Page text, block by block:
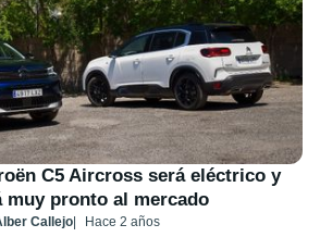
C5 Aircross será eléctrico y
muy pronto al mercado
Callejo Hace 2 años